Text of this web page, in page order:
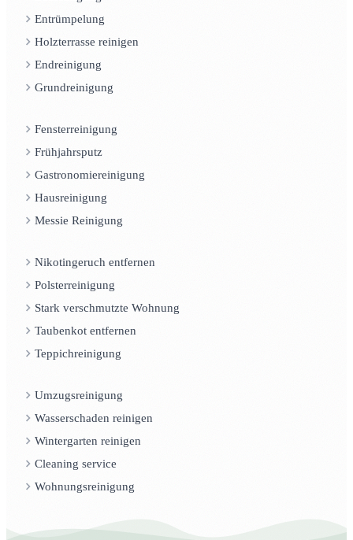
Entrümpelung
Holzterrasse reinigen
Endreinigung
Grundreinigung
Fensterreinigung
Frühjahrsputz
Gastronomiereinigung
Hausreinigung
Messie Reinigung
Nikotingeruch entfernen
Polsterreinigung
Stark verschmutzte Wohnung
Taubenkot entfernen
Teppichreinigung
Umzugsreinigung
Wasserschaden reinigen
Wintergarten reinigen
Cleaning service
Wohnungsreinigung